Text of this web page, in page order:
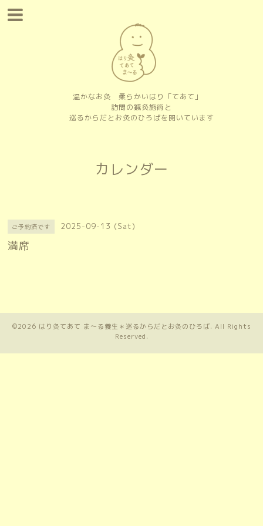
温かなお灸 柔らかいはり「てあて」
訪問の鍼灸施術と
巡るからだとお灸のひろばを開いています
カレンダー
ご予約済です 2025-09-13 (Sat)
満席
©2026 はり灸てあて ま〜る養生＊巡るからだとお灸のひろば. All Rights
Reserved.